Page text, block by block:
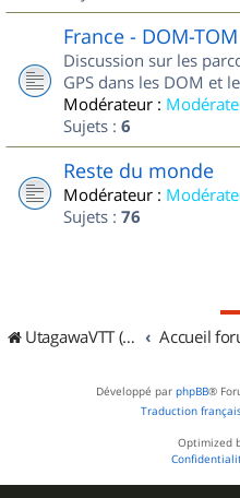
France - DOM-TOM
Discussion sur les
GPS dans les DOM et
Modérateur :
Sujets : 6
Reste du monde
Modérateur :
Sujets : 76
UtagawaVTT (Randos VTT et VTTAE avec traces GPS) Accueil
Développé par phpBB®
Traduction
Optimized